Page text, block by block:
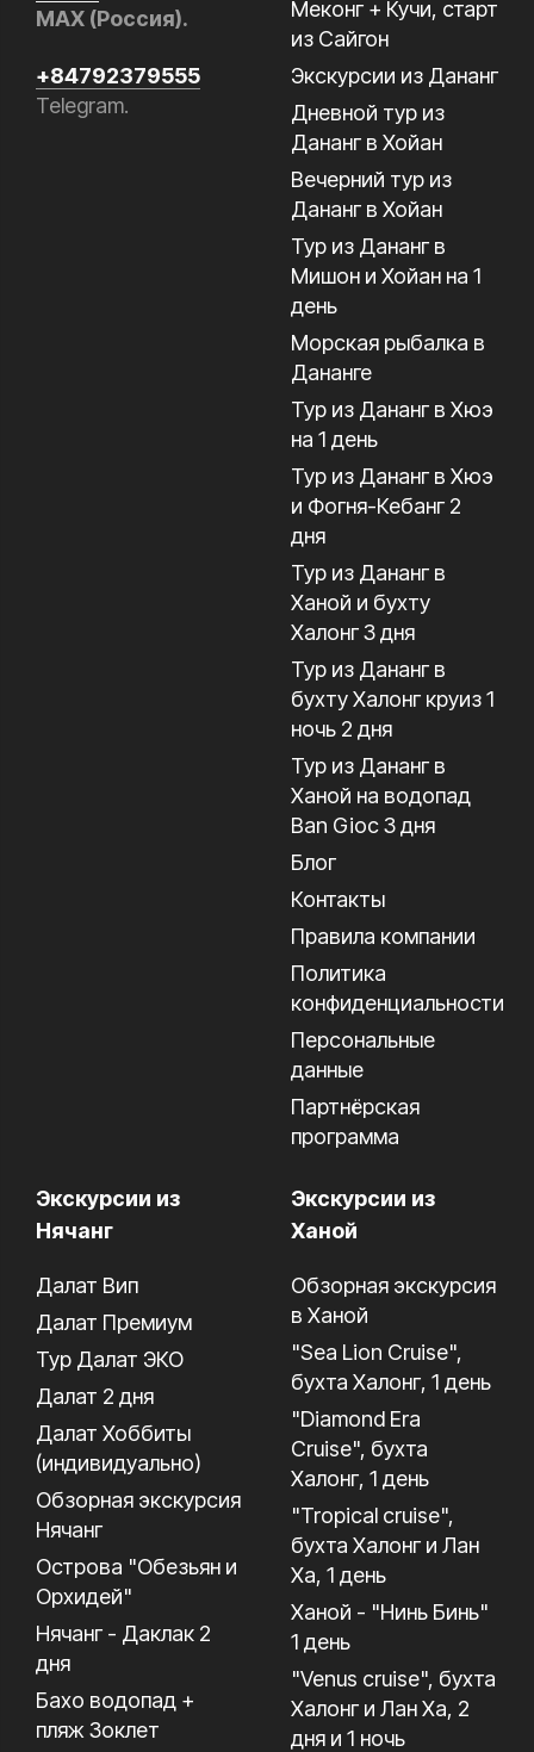
MAX (Россия).
+84792379555
Telegram.
Меконг + Кучи, старт
из Сайгон
Экскурсии из Дананг
Дневной тур из
Дананг в Хойан
Вечерний тур из
Дананг в Хойан
Тур из Дананг в
Мишон и Хойан на 1
день
Морская рыбалка в
Дананге
Тур из Дананг в Хюэ
на 1 день
Тур из Дананг в Хюэ
и Фогня-Кебанг 2
дня
Тур из Дананг в
Ханой и бухту
Халонг 3 дня
Тур из Дананг в
бухту Халонг круиз 1
ночь 2 дня
Тур из Дананг в
Ханой на водопад
Ban Gioc 3 дня
Блог
Контакты
Правила компании
Политика
конфиденциальности
Персональные
данные
Партнёрская
программа
Экскурсии из
Нячанг
Далат Вип
Далат Премиум
Тур Далат ЭКО
Далат 2 дня
Далат Хоббиты
(индивидуально)
Обзорная экскурсия
Нячанг
Острова "Обезьян и
Орхидей"
Нячанг - Даклак 2
дня
Бахо водопад +
пляж Зоклет
Экскурсии из
Ханой
Обзорная экскурсия
в Ханой
"Sea Lion Cruise",
бухта Халонг, 1 день
"Diamond Era
Cruise", бухта
Халонг, 1 день
"Tropical cruise",
бухта Халонг и Лан
Ха, 1 день
Ханой - "Нинь Бинь"
1 день
"Venus cruise", бухта
Халонг и Лан Ха, 2
дня и 1 ночь